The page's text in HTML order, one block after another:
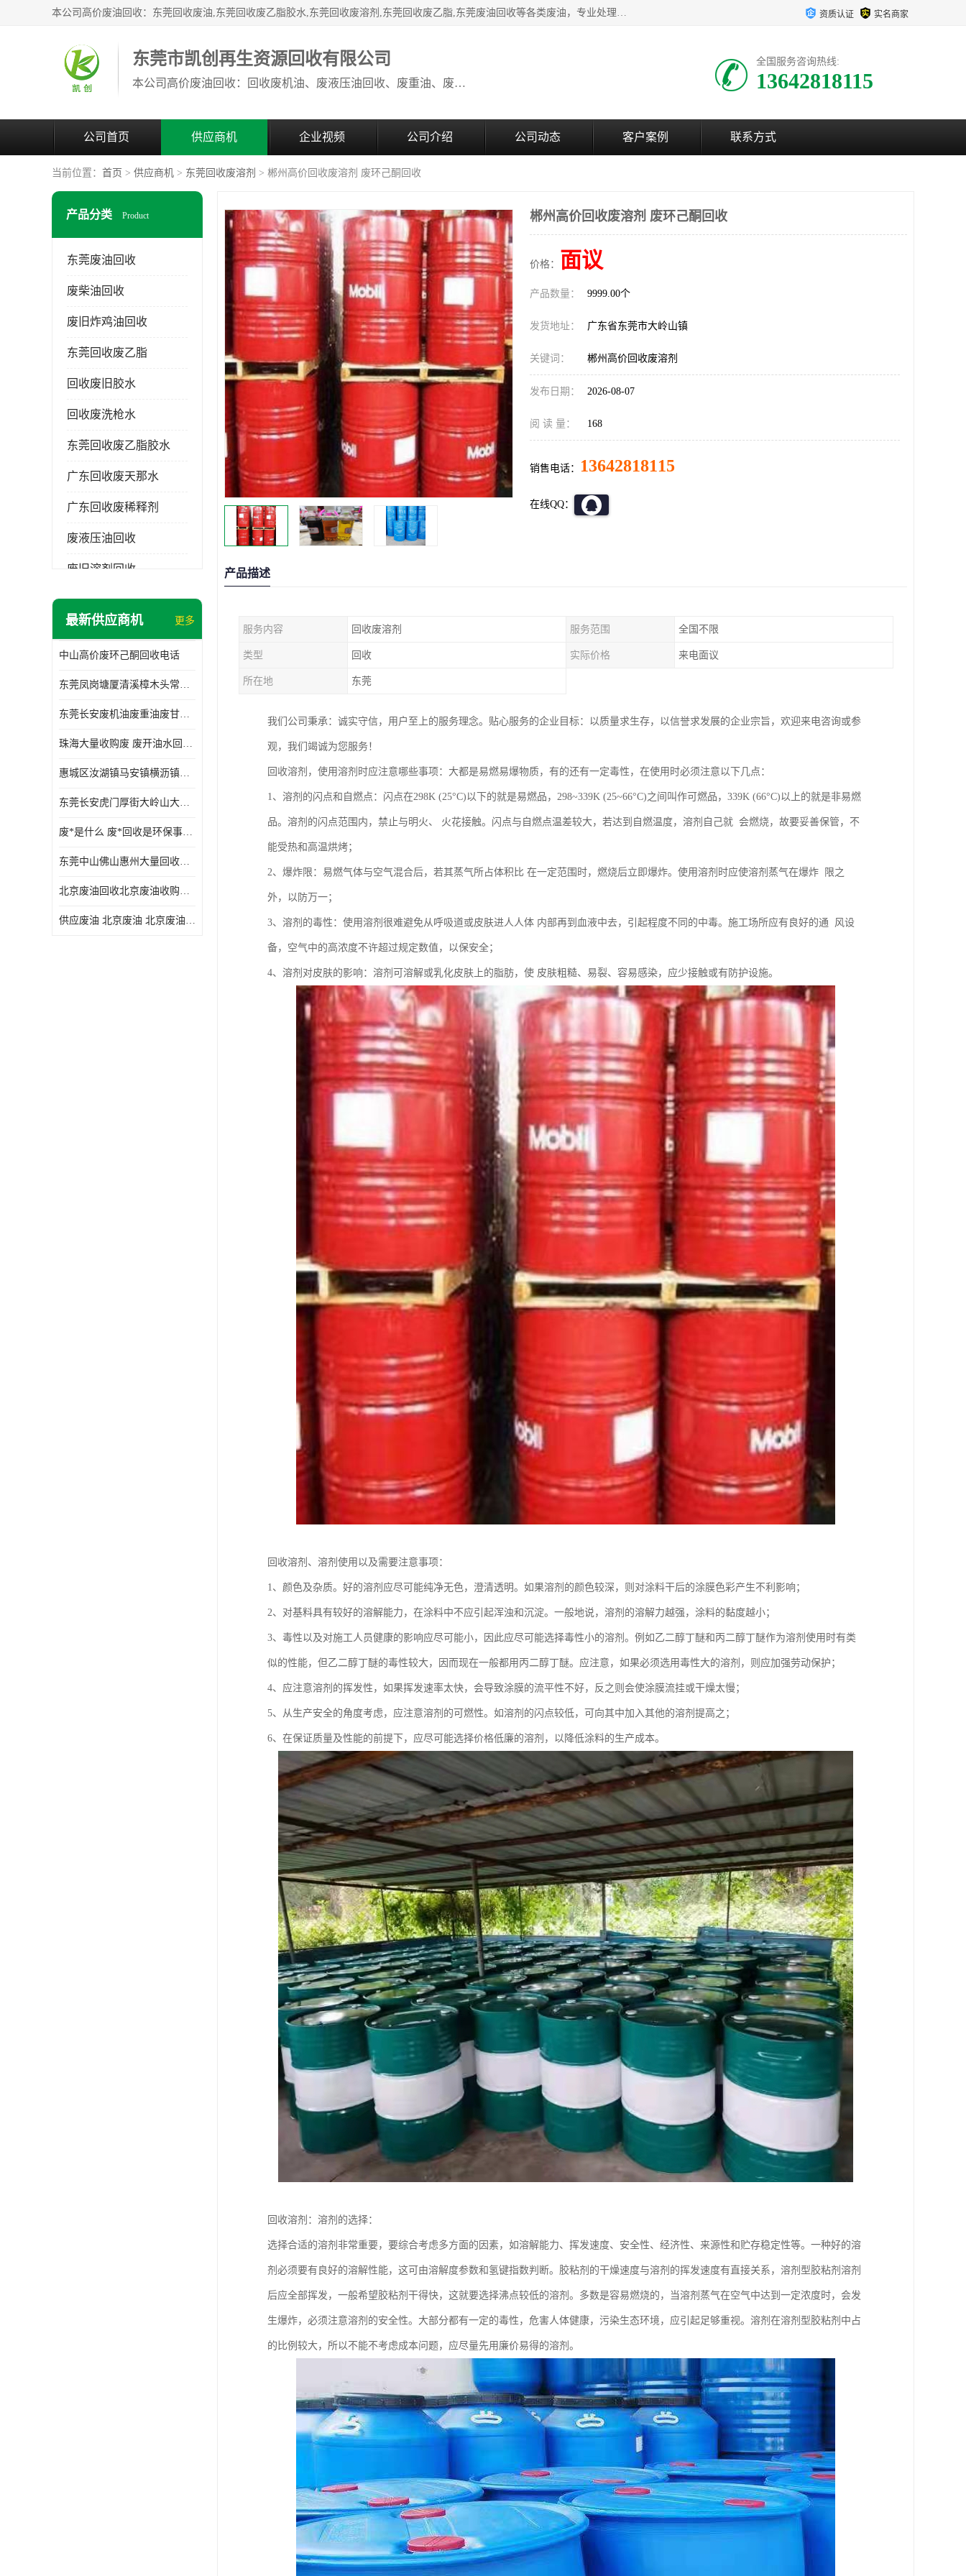
本公司高价废油回收：东莞回收废油,东莞回收废乙脂胶水,东莞回收废溶剂,东莞回收废乙脂,东莞废油回收等各类废油，专业处理从事化工产品研发与销售的综合型高科技服务性企业。我公司自成立以来，一直秉承“科技创新，立足诚信，感恩于心”的理念，力求设计与客户合作共赢的局面。在广大新老客户的大力支持下，我公司员工经过不懈努力，公司已快速发展成为国内知名化工企业。 资质认证 实名商家
东莞市凯创再生资源回收有限公司
本公司高价废油回收：回收废机油、废液压油回收、废重油、废食用油回收、废导热油、废、废油漆、废UV光油、废清、废白矿油、废变压器油
全国服务咨询热线:
13642818115
公司首页 供应商机 企业视频 公司介绍 公司动态 客户案例 联系方式
当前位置： 首页 > 供应商机 > 东莞回收废溶剂 > 郴州高价回收废溶剂 废环己酮回收
产品分类 Product
东莞废油回收
废柴油回收
废旧炸鸡油回收
东莞回收废乙脂
回收废旧胶水
回收废洗枪水
东莞回收废乙脂胶水
广东回收废天那水
广东回收废稀释剂
废液压油回收
废旧溶剂回收
东莞回收废溶剂
废三氯乙烯回收
废混合溶剂回收
最新供应商机 更多
中山高价废环己酮回收电话
东莞凤岗塘厦清溪樟木头常平废液压油 废火花机油 废 废切削油 废齿轮油 废导轨油 废螺杆油
东莞长安废机油废重油废甘油废矿物油废燃料油废废润滑油废火花机油废油废齿轮油
珠海大量收购废 废开油水回收废酒精废废乙酯胶水废洗枪水废开油水废二废三氯丁脂乙脂废甲
惠城区汝湖镇马安镇横沥镇芦洲镇 惠阳新圩镇镇镇沙田镇废机油废液压油废润滑油废废火花机油废白电油废废齿轮油废白矿油废变压器油废燃料油
东莞长安虎门厚街大岭山大量回收废开油水废洗枪水废稀释剂
废*是什么 废*回收是环保事业吗
东莞中山佛山惠州大量回收废机油，废液压油，废润滑油，废，废火花机油，废白电油，废，废齿轮油，废白矿油，废变压器油，废燃料油，废切削油
北京废油回收北京废油收购再生注意的事项
供应废油 北京废油 北京废油回收 废油收购
郴州高价回收废溶剂 废环己酮回收
价格： 面议
产品数量： 9999.00个
发货地址： 广东省东莞市大岭山镇
关键词： 郴州高价回收废溶剂
发布日期： 2026-08-07
阅 读 量： 168
销售电话： 13642818115
在线QQ：
产品描述
服务内容 回收废溶剂 服务范围 全国不限
类型 回收 实际价格 来电面议
所在地 东莞
我们公司秉承：诚实守信，用户至上的服务理念。贴心服务的企业目标：以质量求生存，以信誉求发展的企业宗旨，欢迎来电咨询或参
观，我们竭诚为您服务！
回收溶剂，使用溶剂时应注意哪些事项：大都是易燃易爆物质，有的还有一定毒性，在使用时必须注意以下几点：
1、溶剂的闪点和自燃点：闪点在298K (25°C)以下的就是易燃品，298~339K (25~66°C)之间叫作可燃品，339K (66°C)以上的就是非易燃
品。溶剂的闪点范围内，禁止与明火、 火花接触。闪点与自燃点温差较大，若达到自燃温度，溶剂自己就 会燃烧，故要妥善保管，不
能受热和高温烘烤；
2、爆炸限：易燃气体与空气混合后，若其蒸气所占体积比 在一定范围时，燃烧后立即爆炸。使用溶剂时应使溶剂蒸气在爆炸 限之
外，以防万一；
3、溶剂的毒性：使用溶剂很难避免从呼吸道或皮肤进人人体 内部再到血液中去，引起程度不同的中毒。施工场所应有良好的通 风设
备，空气中的高浓度不许超过规定数值，以保安全；
4、溶剂对皮肤的影响：溶剂可溶解或乳化皮肤上的脂肪，使 皮肤粗糙、易裂、容易感染，应少接触或有防护设施。
回收溶剂、溶剂使用以及需要注意事项：
1、颜色及杂质。好的溶剂应尽可能纯净无色，澄清透明。如果溶剂的颜色较深，则对涂料干后的涂膜色彩产生不利影响；
2、对基料具有较好的溶解能力，在涂料中不应引起浑浊和沉淀。一般地说，溶剂的溶解力越强，涂料的黏度越小；
3、毒性以及对施工人员健康的影响应尽可能小，因此应尽可能选择毒性小的溶剂。例如乙二醇丁醚和丙二醇丁醚作为溶剂使用时有类
似的性能，但乙二醇丁醚的毒性较大，因而现在一般都用丙二醇丁醚。应注意，如果必须选用毒性大的溶剂，则应加强劳动保护；
4、应注意溶剂的挥发性，如果挥发速率太快，会导致涂膜的流平性不好，反之则会使涂膜流挂或干燥太慢；
5、从生产安全的角度考虑，应注意溶剂的可燃性。如溶剂的闪点较低，可向其中加入其他的溶剂提高之；
6、在保证质量及性能的前提下，应尽可能选择价格低廉的溶剂，以降低涂料的生产成本。
回收溶剂：溶剂的选择：
选择合适的溶剂非常重要，要综合考虑多方面的因素，如溶解能力、挥发速度、安全性、经济性、来源性和贮存稳定性等。一种好的溶
剂必须要有良好的溶解性能，这可由溶解度参数和氢键指数判断。胶粘剂的干燥速度与溶剂的挥发速度有直接关系，溶剂型胶粘剂溶剂
后应全部挥发，一般希望胶粘剂干得快，这就要选择沸点较低的溶剂。多数是容易燃烧的，当溶剂蒸气在空气中达到一定浓度时，会发
生爆炸，必须注意溶剂的安全性。大部分都有一定的毒性，危害人体健康，污染生态环境，应引起足够重视。溶剂在溶剂型胶粘剂中占
的比例较大，所以不能不考虑成本问题，应尽量先用廉价易得的溶剂。